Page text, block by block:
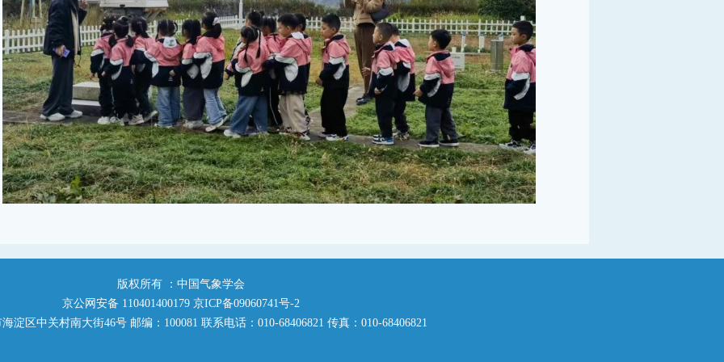
版权所有 ：中国气象学会
京公网安备 110401400179 京ICP备09060741号-2
淀区中关村南大街46号 邮编：100081 联系电话：010-68406821 传真：010-68406821